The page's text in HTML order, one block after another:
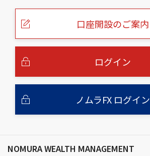
口座開設のご案内
ログイン
ノムラFX ログイン
NOMURA WEALTH MANAGEMENT